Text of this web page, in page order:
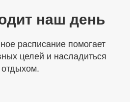
наш день
расписание помогает
целей и насладиться
отдыхом.